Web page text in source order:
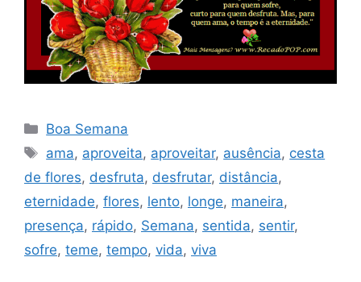
Categorias
Boa Semana
Tags
ama, aproveita, aproveitar, ausência, cesta
de flores, desfruta, desfrutar, distância,
eternidade, flores, lento, longe, maneira,
presença, rápido, Semana, sentida, sentir,
sofre, teme, tempo, vida, viva